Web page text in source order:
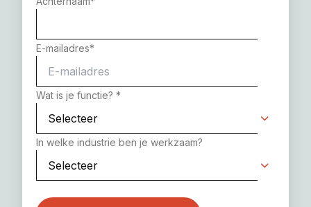
E-mailadres*
Wat is je functie? *
In welke industrie ben je werkzaam?